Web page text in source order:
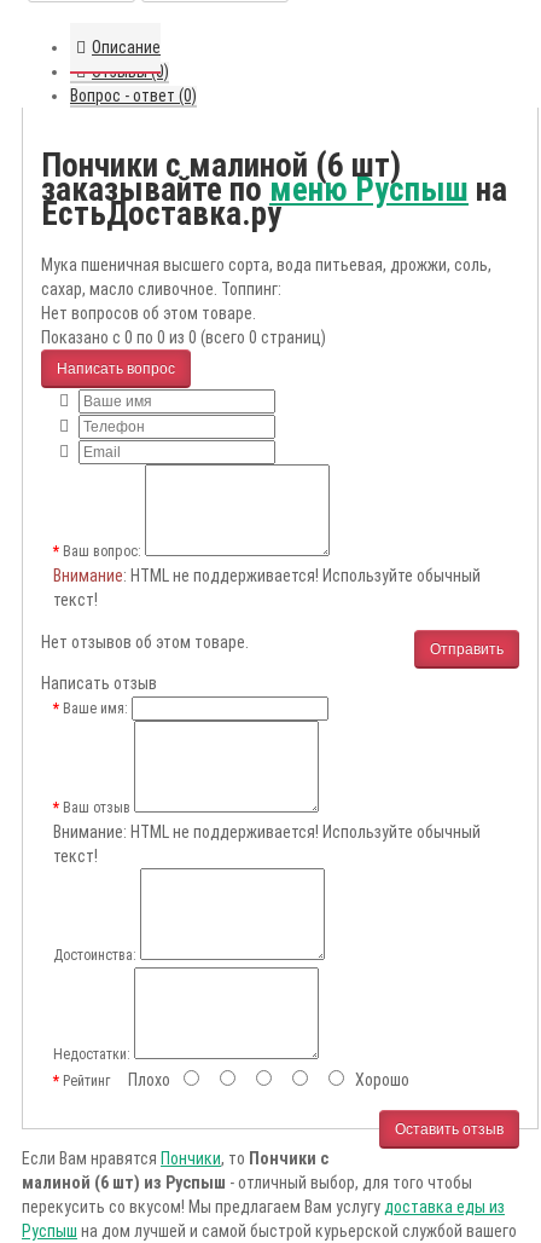
Описание
Отзывы (0)
Вопрос - ответ (0)
Пончики с малиной (6 шт)
заказывайте поменю Руспыш на
ЕстьДоставка.ру
Мука пшеничная высшего сорта, вода питьевая, дрожжи, соль,
сахар, масло сливочное. Топпинг:
Нет вопросов об этом товаре.
Показано с 0 по 0 из 0 (всего 0 страниц)
Написать вопрос
Ваш вопрос:
Внимание: HTML не поддерживается! Используйте обычный
текст!
Отправить
Нет отзывов об этом товаре.
Написать отзыв
Ваше имя:
Ваш отзыв
Внимание: HTML не поддерживается! Используйте обычный
текст!
Достоинства:
Недостатки:
РейтингПлохо Хорошо
Оставить отзыв
Если Вам нравятся Пончики, то Пончики с
малиной (6 шт) из Руспыш - отличный выбор, для того чтобы
перекусить со вкусом! Мы предлагаем Вам услугу доставка еды из
Руспыш на дом лучшей и самой быстрой курьерской службой вашего